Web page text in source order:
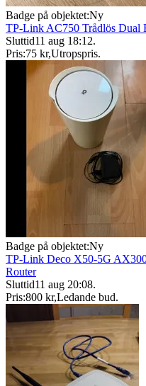
Badge på objektet:Ny
TP-Link AC750 Trådlös Dual
Sluttid11 aug 18:12.
Pris:75 kr,Utropspris.
Badge på objektet:Ny
TP-Link Deco X50-5G
Router
Sluttid11 aug 20:08.
Pris:800 kr,Ledande bud.